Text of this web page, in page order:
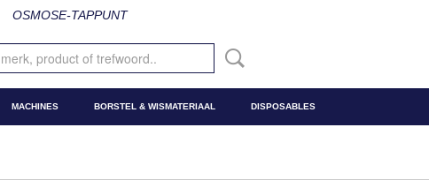
OSMOSE-TAPPUNT
MACHINES BORSTEL & WISMATERIAAL DISPOSABLES